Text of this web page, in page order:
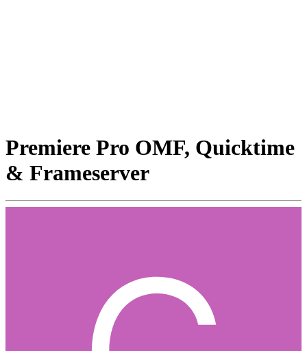
Premiere Pro OMF, Quicktime
& Frameserver